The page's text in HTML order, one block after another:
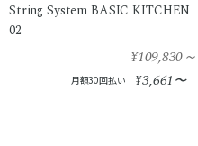
String System BASIC KITCHEN
02
¥109,830～
月額30回払い ¥3,661〜